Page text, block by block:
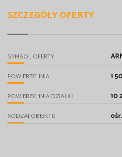
SZCZEGÓŁY OFERTY
SYMBOL OFERTY
POWIERZCHNIA 1
POWIERZCHNIA DZIAŁKI 10
RODZAJ OBIEKTU